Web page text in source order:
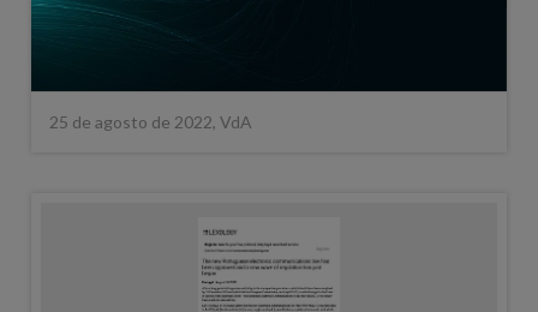
25 de agosto de 2022, VdA